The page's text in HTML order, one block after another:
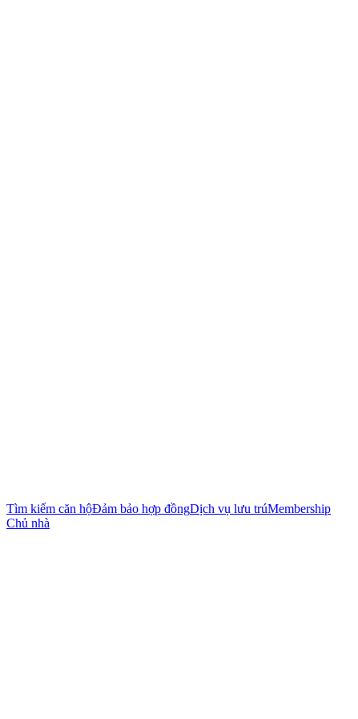
Tìm kiếm căn hộĐảm bảo hợp đồngDịch vụ lưu trúMembership
Chủ nhà